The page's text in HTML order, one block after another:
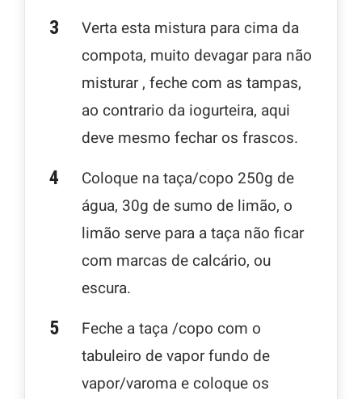
Verta esta mistura para cima da
compota, muito devagar para não
misturar , feche com as tampas,
ao contrario da iogurteira, aqui
deve mesmo fechar os frascos.
Coloque na taça/copo 250g de
água, 30g de sumo de limão, o
limão serve para a taça não ficar
com marcas de calcário, ou
escura.
Feche a taça /copo com o
tabuleiro de vapor fundo de
vapor/varoma e coloque os